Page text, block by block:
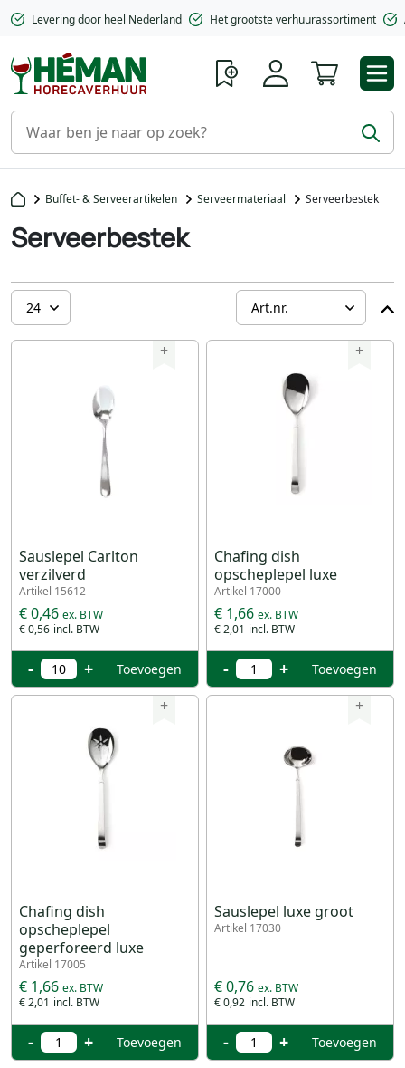
Levering door heel Nederland Het grootste verhuurassortiment
Buffet- & Serveerartikelen Serveermateriaal Serveerbestek
Serveerbestek
+
Sauslepel Carlton
verzilverd
Artikel 15612
€ 0,56
€ 0,46
- + Toevoegen
+
Chafing dish
opscheplepel luxe
Artikel 17000
€ 2,01
€ 1,66
- + Toevoegen
+
Chafing dish
opscheplepel
geperforeerd luxe
Artikel 17005
€ 2,01
€ 1,66
- + Toevoegen
+
Sauslepel luxe groot
Artikel 17030
€ 0,92
€ 0,76
- + Toevoegen